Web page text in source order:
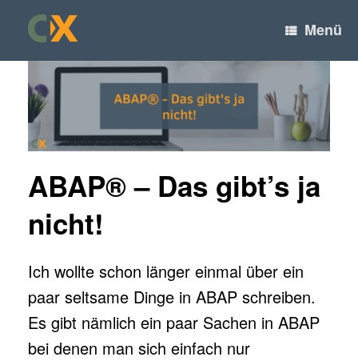
springen
Menü
ABAP® – Das gibt’s ja
nicht!
Ich wollte schon länger einmal über ein
paar seltsame Dinge in ABAP schreiben.
Es gibt nämlich ein paar Sachen in ABAP
bei denen man sich einfach nur
Produkt Kontaktaufnahme
Sie interessieren sich für eines unserer Produkte?
Gerne stellen wir Ihnen weitere Unterlagen zur
Verfügung, beraten Sie persönlich oder schicken Ihnen
ein unverbindliches Angebot zu.
Produktwahl*
SQL Cockpit for SAP®
Systems
for SAP Fiori®
dox42®
Email (verpflichtend)
*